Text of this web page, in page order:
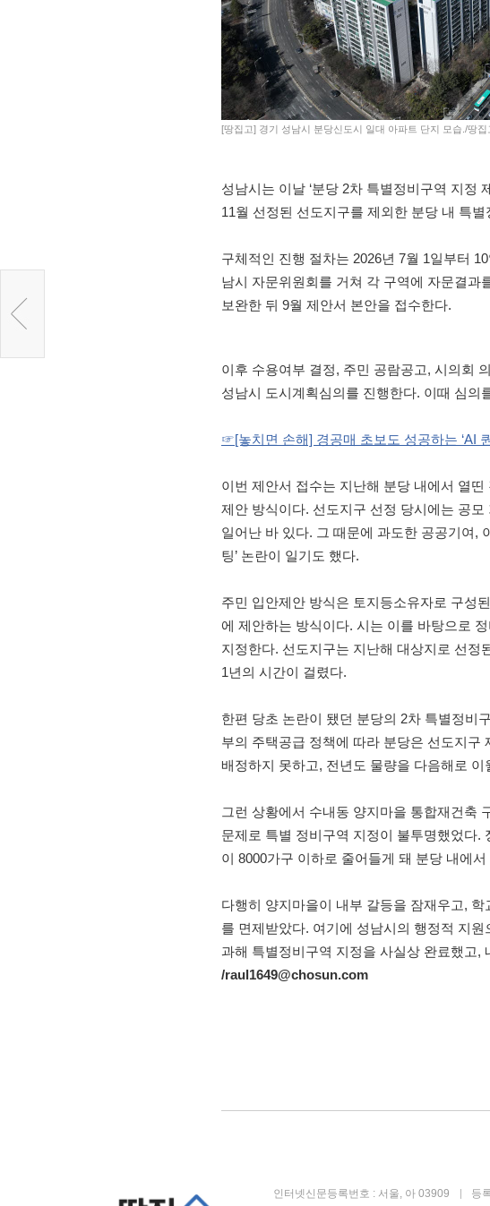
[땅집고] 경기 성남시 분당신도시 일대 아파트 단지 모습./땅집
성남시는 이날 ‘분당 2차 특별정비구역 지정
11월 선정된 선도지구를 제외한 분당 내 특
구체적인 진행 절차는 2026년 7월 1일부터
남시 자문위원회를 거쳐 각 구역에 자문결과
보완한 뒤 9월 제안서 본안을 접수한다.
이후 수용여부 결정, 주민 공람공고, 시의회
성남시 도시계획심의를 진행한다. 이때 심의
☞[놓치면 손해] 경공매 초보도 성공하는 ‘AI
이번 제안서 접수는 지난해 분당 내에서 열
제안 방식이다. 선도지구 선정 당시에는 공
일어난 바 있다. 그 때문에 과도한 공공기여,
팅’ 논란이 일기도 했다.
주민 입안제안 방식은 토지등소유자로 구성
에 제안하는 방식이다. 시는 이를 바탕으로
지정한다. 선도지구는 지난해 대상지로 선정
1년의 시간이 걸렸다.
한편 당초 논란이 됐던 분당의 2차 특별정비
부의 주택공급 정책에 따라 분당은 선도지구
배정하지 못하고, 전년도 물량을 다음해로 이
그런 상황에서 수내동 양지마을 통합재건축
문제로 특별 정비구역 지정이 불투명했었다.
이 8000가구 이하로 줄어들게 돼 분당 내에
다행히 양지마을이 내부 갈등을 잠재우고,
를 면제받았다. 여기에 성남시의 행정적 지
과해 특별정비구역 지정을 사실상 완료했고,
/raul1649@chosun.com
인터넷신문등록번호 : 서울, 아 03909 등